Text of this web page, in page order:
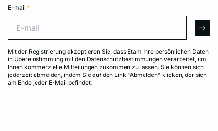
E-mail *
Mit der Registrierung akzeptieren Sie, dass Etam Ihre persönlichen Daten
in Übereinstimmung mit den Datenschutzbestimmungen verarbeitet, um
Ihnen kommerzielle Mitteilungen zukommen zu lassen. Sie können sich
jederzeit abmelden, indem Sie auf den Link "Abmelden" klicken, der sich
am Ende jeder E-Mail befindet.